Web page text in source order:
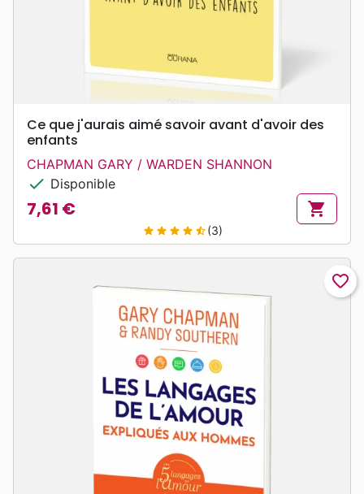
Ce que j'aurais aimé savoir avant d'avoir des
enfants
CHAPMAN GARY / WARDEN SHANNON
check Disponible
Prix
7,61 € shopping_cart
star star star star star_half(3)
favorite_border